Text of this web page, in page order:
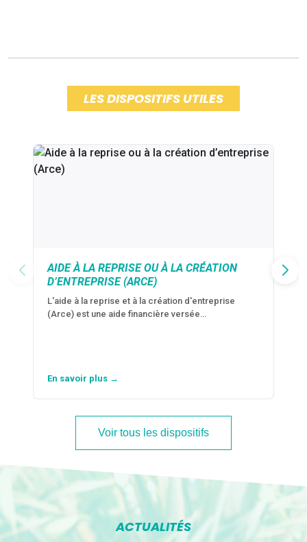
LES DISPOSITIFS UTILES
AIDE À LA REPRISE OU À LA CRÉATION
D’ENTREPRISE (ARCE)
L'aide à la reprise et à la création d'entreprise
(Arce) est une aide financière versée…
En savoir plus →
Voir tous les dispositifs
ACTUALITÉS